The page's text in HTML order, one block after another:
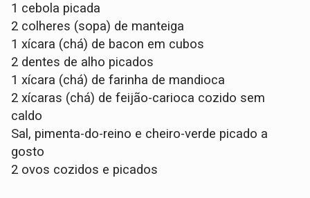
1 cebola picada
2 colheres (sopa) de manteiga
1 xícara (chá) de bacon em cubos
2 dentes de alho picados
1 xícara (chá) de farinha de mandioca
2 xícaras (chá) de feijão-carioca cozido sem
caldo
Sal, pimenta-do-reino e cheiro-verde picado a
gosto
2 ovos cozidos e picados